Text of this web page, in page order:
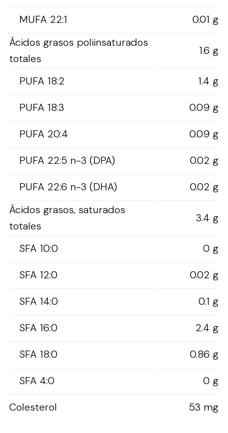
MUFA 22:1
0.01 g
Ácidos grasos poliinsaturados
totales
1.6 g
PUFA 18:2
1.4 g
PUFA 18:3
0.09 g
PUFA 20:4
0.09 g
PUFA 22:5 n-3 (DPA)
0.02 g
PUFA 22:6 n-3 (DHA)
0.02 g
Ácidos grasos, saturados
totales
3.4 g
SFA 10:0
0 g
SFA 12:0
0.02 g
SFA 14:0
0.1 g
SFA 16:0
2.4 g
SFA 18:0
0.86 g
SFA 4:0
0 g
Colesterol
53 mg